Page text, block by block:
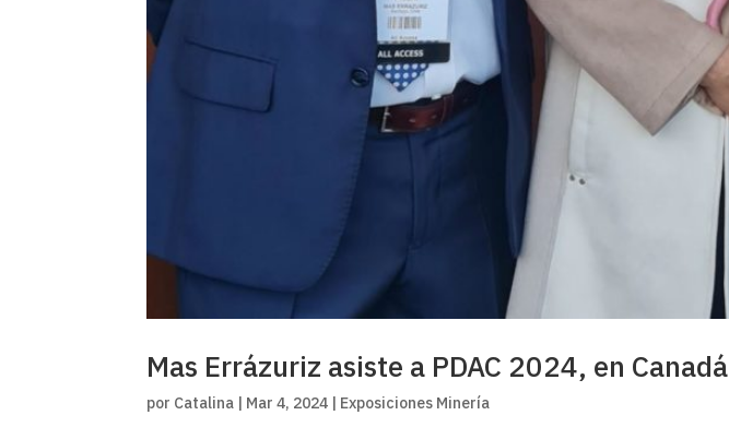
Mas Errázuriz asiste a PDAC 2024, en Canadá
por Catalina | Mar 4, 2024 | Exposiciones Minería